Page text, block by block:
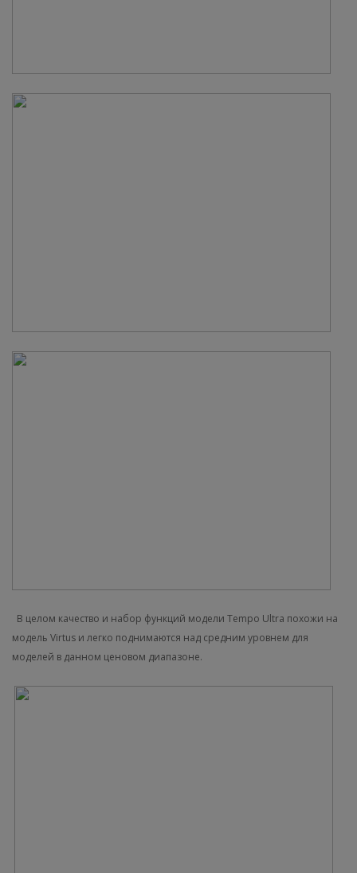
В целом качество и набор функций модели Tempo Ultra похожи на
модель Virtus и легко поднимаются над средним уровнем для
моделей в данном ценовом диапазоне.